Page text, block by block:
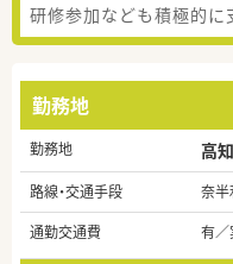
研修参加なども積極的に
勤務地
勤務地 高
路線・交通手段
奈半
通勤交通費
有／